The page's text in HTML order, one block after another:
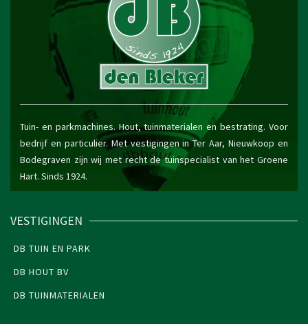
Tuin- en parkmachines. Hout, tuinmaterialen en bestrating. Voor
bedrijf en particulier. Met vestigingen in Ter Aar, Nieuwkoop en
Bodegraven zijn wij met recht de tuinspecialist van het Groene
Hart. Sinds 1924.
VESTIGINGEN
DB TUIN EN PARK
DB HOUT BV
DB TUINMATERIALEN